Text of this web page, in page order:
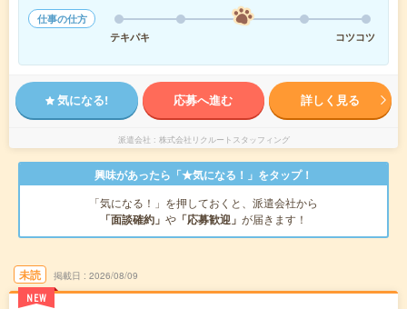
仕事の仕方
テキパキ
コツコツ
気になる! 応募へ進む 詳しく見る
派遣会社 株式会社リクルートスタッフィング
興味があったら「★気になる！」をタップ！
「気になる！」を押しておくと、派遣会社から
「面談確約」 や 「応募歓迎」 が届きます！
未読
NEW
掲載日 2026/08/09